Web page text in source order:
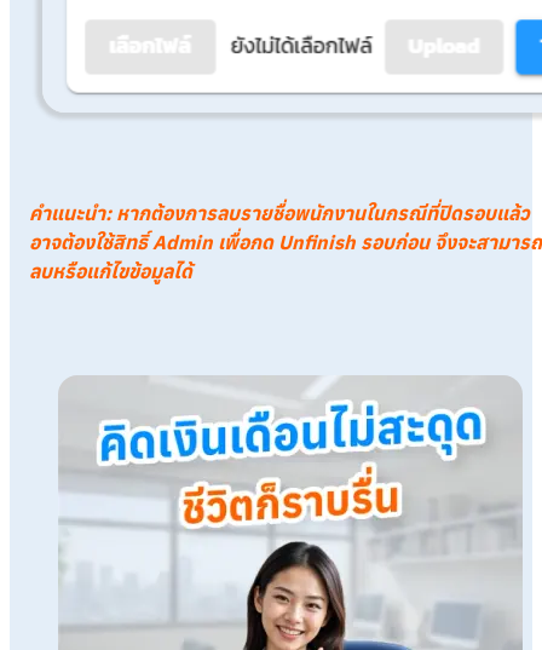
คำแนะนำ: หากต้องการลบรายชื่อพนักงานในกรณีที่ปิดรอบแล้ว
อาจต้องใช้สิทธิ์ Admin เพื่อกด Unfinish รอบก่อน จึงจะสามารถ
ลบหรือแก้ไขข้อมูลได้